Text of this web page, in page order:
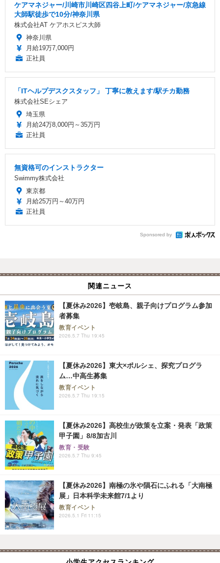
ケアマネジャー/川崎市川崎区四谷上町/ケアマネジャー/京急線
大師駅徒歩で10分/神奈川県
株式会社AT ケアホスピス大師
神奈川県
月給19万7,000円
正社員
「ITヘルプデスクスタッフ」 丁寧に教えます/駅チカ勤務
株式会社SEシェア
埼玉県
月給24万8,000円～35万円
正社員
無資格可のインストラクター
Swimmy株式会社
東京都
月給25万円～40万円
正社員
Sponsored by
関連ニュース
【夏休み2026】壱岐島、親子向けプログラム参加
者募集
教育イベント
2026.5.7 Thu 19:45
【夏休み2026】東大×ポルシェ、探究プログラ
ム…中高生募集
教育イベント
2026.5.7 Thu 19:15
【夏休み2026】高校生が政策を立案・発表「政策
甲子園」8/8加古川
教育・受験
2026.5.7 Thu 9:45
【夏休み2026】南極の氷や隕石にふれる「大南極
展」日本科学未来館7/1より
教育イベント
2026.5.1 Fri 11:15
小学生アクセスランキング